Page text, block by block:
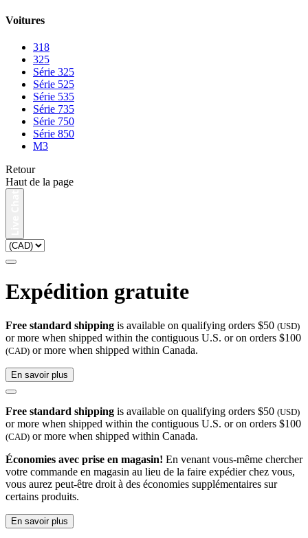
Voitures
318
325
Série 325
Série 525
Série 535
Série 735
Série 750
Série 850
M3
Retour
Haut de la page
Expédition gratuite
Free standard shipping is available on qualifying orders $50 (USD)
or more when shipped within the contiguous U.S. or on orders $100
(CAD) or more when shipped within Canada.
En savoir plus
Free standard shipping is available on qualifying orders $50 (USD)
or more when shipped within the contiguous U.S. or on orders $100
(CAD) or more when shipped within Canada.
Économies avec prise en magasin! En venant vous-même chercher
votre commande en magasin au lieu de la faire expédier chez vous,
vous aurez peut-être droit à des économies supplémentaires sur
certains produits.
En savoir plus